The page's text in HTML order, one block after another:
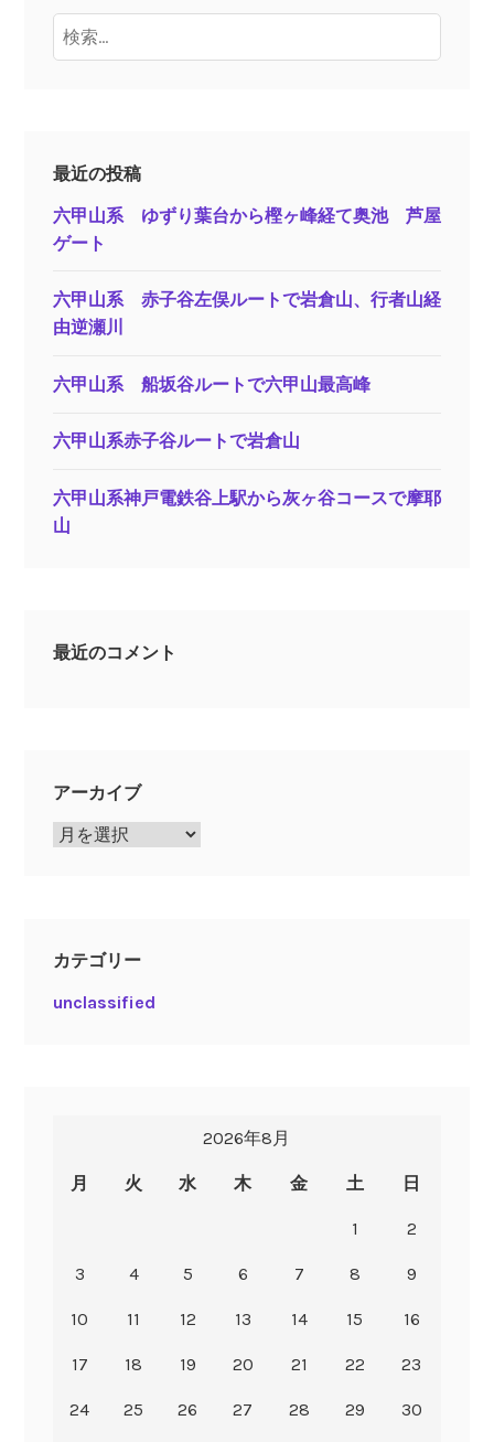
検
索:
最近の投稿
六甲山系 ゆずり葉台から樫ヶ峰経て奥池 芦屋
ゲート
六甲山系 赤子谷左俣ルートで岩倉山、行者山経
由逆瀬川
六甲山系 船坂谷ルートで六甲山最高峰
六甲山系赤子谷ルートで岩倉山
六甲山系神戸電鉄谷上駅から灰ヶ谷コースで摩耶
山
最近のコメント
アーカイブ
ア
カテゴリー
unclassified
2026年8月
月 火 水 木 金 土 日
1 2
3 4 5 6 7 8 9
10 11 12 13 14 15 16
17 18 19 20 21 22 23
24 25 26 27 28 29 30